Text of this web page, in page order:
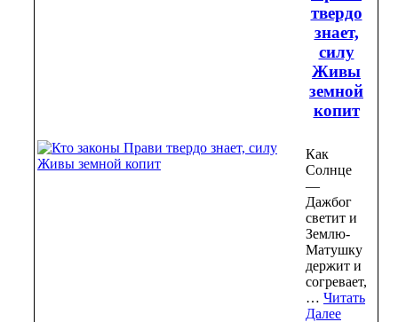
твердо
знает,
силу
Живы
земной
копит
Как
Солнце
—
Дажбог
светит и
Землю-
Матушку
держит и
согревает,
… Читать
Далее